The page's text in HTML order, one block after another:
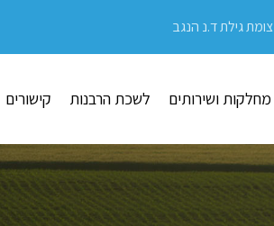
צומת גילת ד.נ הנגב
מחלקות ושירותים לשכת הרבנות קישורים